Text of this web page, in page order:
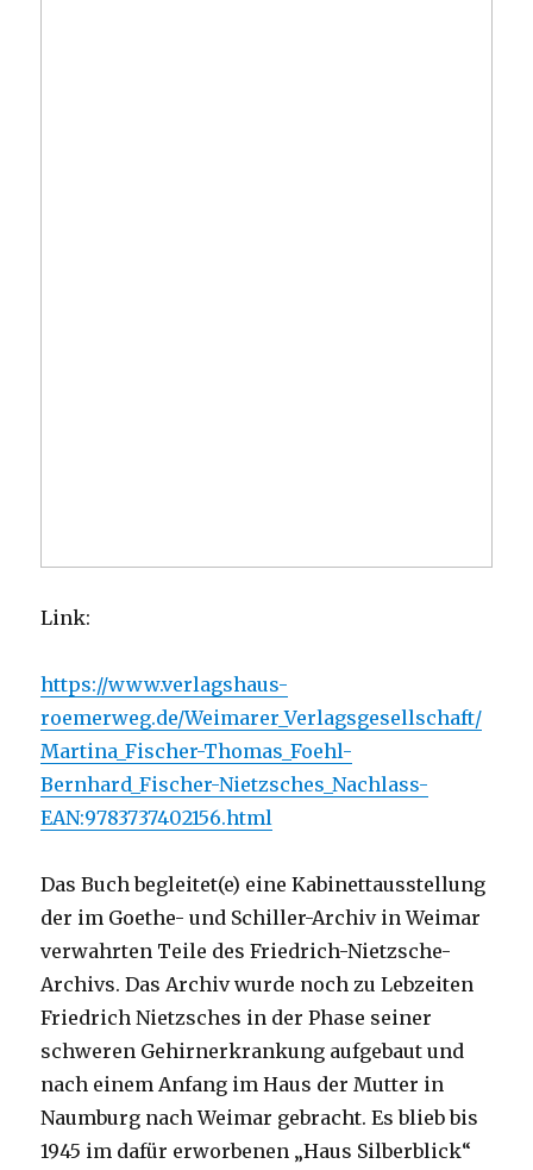
Link:
https://www.verlagshaus-
roemerweg.de/Weimarer_Verlagsgesellschaft/
Martina_Fischer-Thomas_Foehl-
Bernhard_Fischer-Nietzsches_Nachlass-
EAN:9783737402156.html
Das Buch begleitet(e) eine Kabinettausstellung
der im Goethe- und Schiller-Archiv in Weimar
verwahrten Teile des Friedrich-Nietzsche-
Archivs. Das Archiv wurde noch zu Lebzeiten
Friedrich Nietzsches in der Phase seiner
schweren Gehirnerkrankung aufgebaut und
nach einem Anfang im Haus der Mutter in
Naumburg nach Weimar gebracht. Es blieb bis
1945 im dafür erworbenen „Haus Silberblick“